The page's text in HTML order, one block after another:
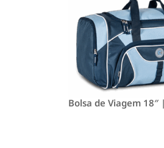
Bolsa de Viagem 18″